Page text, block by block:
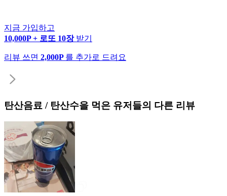
지금 가입하고
10,000P + 로또 10장 받기
리뷰 쓰면 2,000P 를 추가로 드려요
탄산음료 / 탄산수을 먹은 유저들의 다른 리뷰